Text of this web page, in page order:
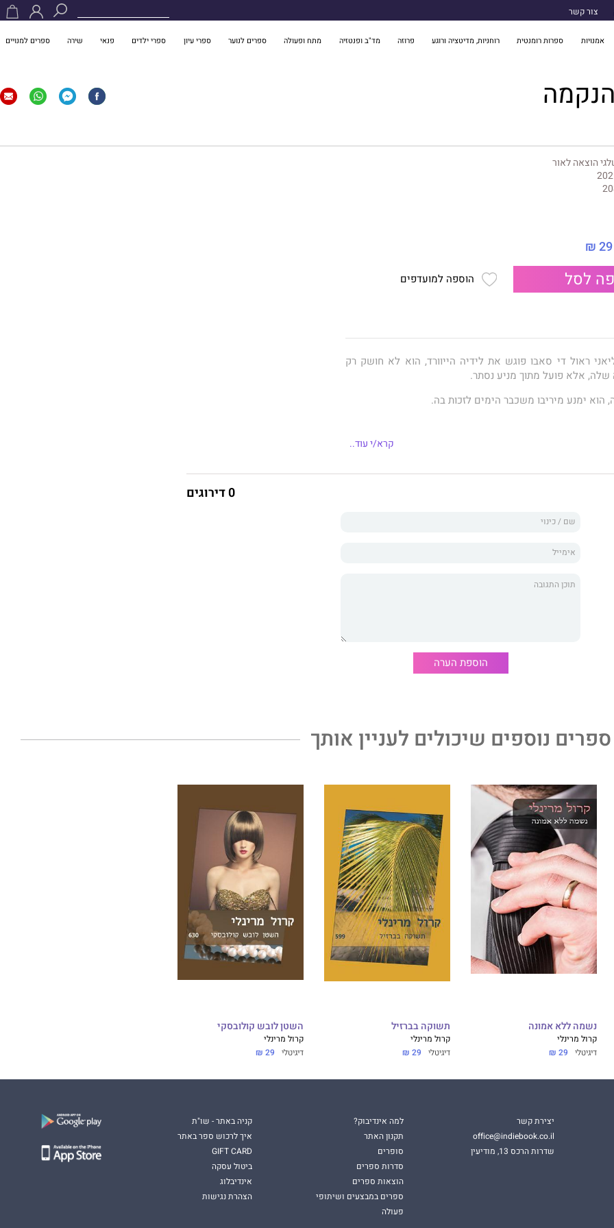
צור קשר
אמנויות ספרות רומנטית רוחניות, מדיטציה ורוגע פרוזה מד"ב ופנטזיה מתח ופעולה ספרים לנוער ספרי עיון ספרי ילדים פנאי שירה ספרים למנויים
הוצאה לאור
29 ₪
לסל הוספה למועדפים
ראול די סאבו פוגש את לידיה הייוורד, הוא לא חושק רק
שלה, אלא פועל מתוך מניע נסתר.
הוא ימנע מיריבו משכבר הימים לזכות בה.
להימלט מגורלה להימכר לזר, פונה אל ראול, והוא מבטיח לה
מגלה שהיא כלי שרת במשחק הנקמה של ראול... עד שמתברר
קרא/י עוד..
0 דירוגים
הוספת הערה
ספרים נוספים שיכולים לעניין אותך
נשמה ללא אמונה
קרול מרינלי
דיגיטלי 29 ₪
תשוקה בברזיל
קרול מרינלי
דיגיטלי 29 ₪
השטן לובש קולובסקי
קרול מרינלי
דיגיטלי 29 ₪
יצירת קשר
office@indiebook.co.il
שדרות הרכס 13, מודיעין
למה אינדיבוק?
תקנון האתר
סופרים
סדרות ספרים
הוצאות ספרים
ספרים במבצעים ושיתופי
פעולה
קניה באתר - שו"ת
איך לרכוש ספר באתר
GIFT CARD
ביטול עסקה
אינדיבלוג
הצהרת נגישות